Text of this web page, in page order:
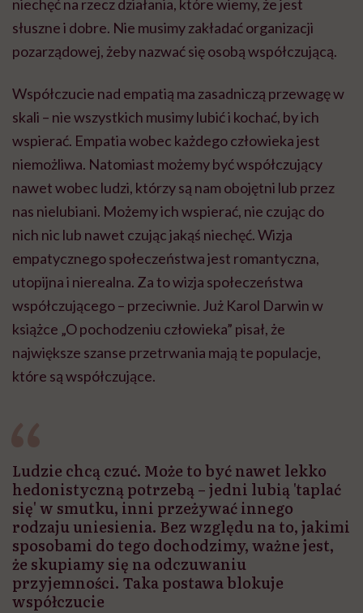
niechęć na rzecz działania, które wiemy, że jest
słuszne i dobre. Nie musimy zakładać organizacji
pozarządowej, żeby nazwać się osobą współczującą.
Współczucie nad empatią ma zasadniczą przewagę w
skali – nie wszystkich musimy lubić i kochać, by ich
wspierać. Empatia wobec każdego człowieka jest
niemożliwa. Natomiast możemy być współczujący
nawet wobec ludzi, którzy są nam obojętni lub przez
nas nielubiani. Możemy ich wspierać, nie czując do
nich nic lub nawet czując jakąś niechęć. Wizja
empatycznego społeczeństwa jest romantyczna,
utopijna i nierealna. Za to wizja społeczeństwa
współczującego – przeciwnie. Już Karol Darwin w
książce „O pochodzeniu człowieka” pisał, że
największe szanse przetrwania mają te populacje,
które są współczujące.
Ludzie chcą czuć. Może to być nawet lekko
hedonistyczną potrzebą – jedni lubią 'taplać
się' w smutku, inni przeżywać innego
rodzaju uniesienia. Bez względu na to, jakimi
sposobami do tego dochodzimy, ważne jest,
że skupiamy się na odczuwaniu
przyjemności. Taka postawa blokuje
współczucie